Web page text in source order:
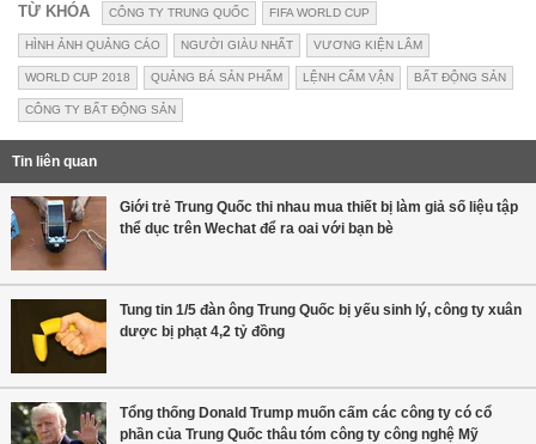
TỪ KHÓA CÔNG TY TRUNG QUỐC FIFA WORLD CUP
HÌNH ẢNH QUẢNG CÁO NGƯỜI GIÀU NHẤT VƯƠNG KIỆN LÂM
WORLD CUP 2018 QUẢNG BÁ SẢN PHẨM LỆNH CẤM VẬN BẤT ĐỘNG SẢN
CÔNG TY BẤT ĐỘNG SẢN
Tin liên quan
Giới trẻ Trung Quốc thi nhau mua thiết bị làm giả số liệu tập
thể dục trên Wechat để ra oai với bạn bè
Tung tin 1/5 đàn ông Trung Quốc bị yếu sinh lý, công ty xuân
dược bị phạt 4,2 tỷ đồng
Tổng thống Donald Trump muốn cấm các công ty có cổ
phần của Trung Quốc thâu tóm công ty công nghệ Mỹ